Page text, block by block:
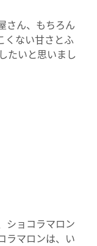
さん、もちろん
くない甘さとふ
たいと思いまし
ショコラマロン
ラマロンは、い